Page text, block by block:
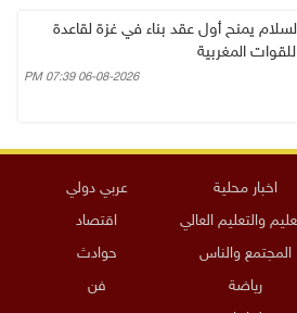
يمنح أول عقد بناء في غزة لقاعدة
المغربية
06-08-2026 07:39 PM
اخبار محلية
عربي دولي
والتعليم العالي
اقتصاد
المجتمع والناس
حوادث
رياضة
فن